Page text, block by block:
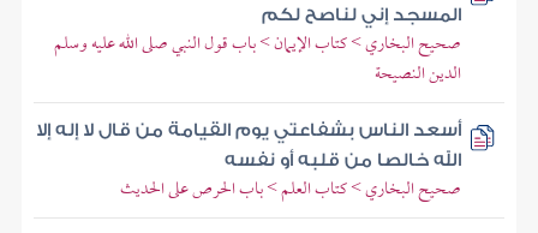
المسجد إني لناصح لكم
صحيح البخاري > كتاب الإيمان > باب قول النبي صلى الله عليه وسلم
الدين النصيحة
أسعد الناس بشفاعتي يوم القيامة من قال لا إله إلا
الله خالصا من قلبه أو نفسه
صحيح البخاري > كتاب العلم > باب الحرص على الحديث